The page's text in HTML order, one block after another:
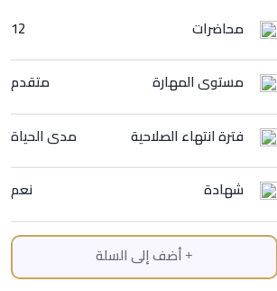
محاضرات 12
مستوى المهارة متقدم
فترة انتهاء الصلاحية مدى الحياة
شهادة نعم
أضف إلى السلة